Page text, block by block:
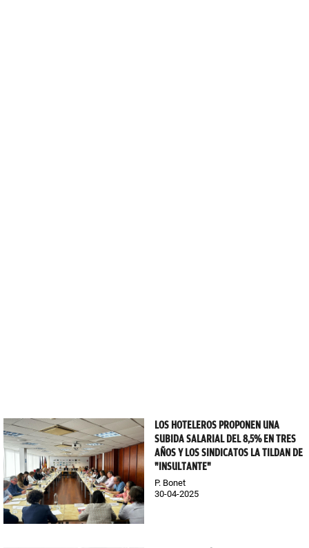
LOS HOTELEROS PROPONEN UNA
SUBIDA SALARIAL DEL 8,5% EN TRES
AÑOS Y LOS SINDICATOS LA TILDAN DE
"INSULTANTE"
P. Bonet
30-04-2025